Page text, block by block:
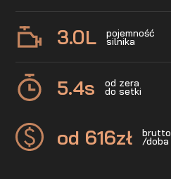
3.0L pojemność
silnika
5.4s od zera
do setki
od 616zł brutto
/doba